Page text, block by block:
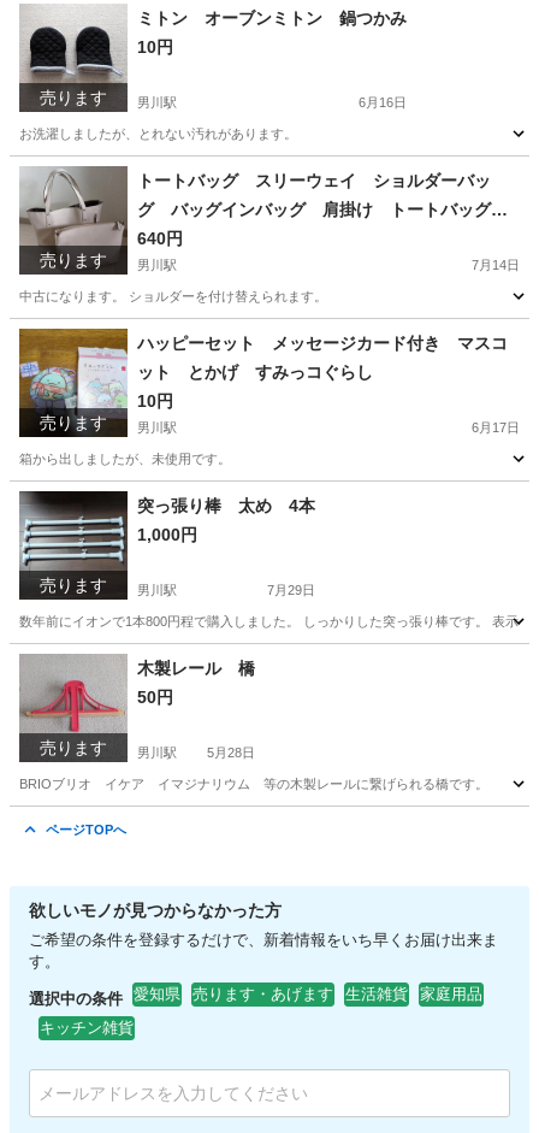
愛知 岡崎市 男川駅 よろしくお願いします
売ります
ミトン オーブンミトン 鍋つかみ
10円
男川駅 6月16日
お洗濯しましたが、とれない汚れがあります。
愛知 岡崎市 男川駅 その他
売ります
トートバッグ スリーウェイ ショルダーバッ
グ バッグインバッグ 肩掛け トートバッグ
ピンクベージュ バッグインバッグ
640円
男川駅 7月14日
中古になります。 ショルダーを付け替えられます。
愛知 岡崎市 男川駅 バッグ ベージュ
売ります
ハッピーセット メッセージカード付き マスコ
ット とかげ すみっコぐらし
10円
男川駅 6月17日
箱から出しましたが、未使用です。
愛知 岡崎市 男川駅 マタニティ用品
売ります
突っ張り棒 太め 4本
1,000円
男川駅 7月29日
数年前にイオンで1本800円程で購入しました。 しっかりした突っ張り棒です。 表示
愛知 岡崎市 男川駅 その他
売ります
木製レール 橋
50円
男川駅 5月28日
BRIOブリオ イケア イマジナリウム 等の木製レールに繋げられる橋です。
ページTOPへ
欲しいモノが見つからなかった方
ご希望の条件を登録するだけで、新着情報をいち早くお届け出来ま
す。
選択中の条件 愛知県 売ります・あげます 生活雑貨
家庭用品
キッチン雑貨